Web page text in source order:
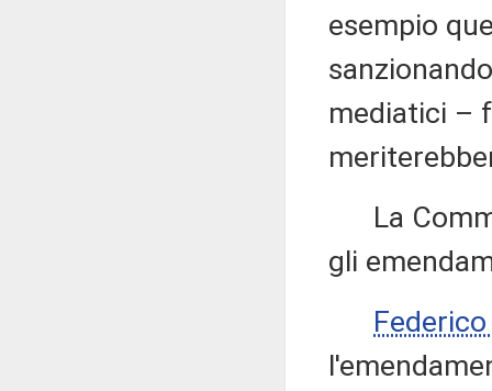
esempio
mediatici –
La
gli
Federico